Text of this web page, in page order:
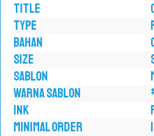
TITLE
TYPE
BAHAN
SIZE
SABLON
WARNA SABLON
INK
MINIMAL ORDER